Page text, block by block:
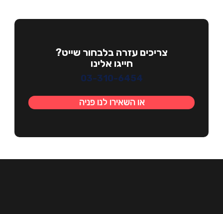
צריכים עזרה בלבחור שייט?
חייגו אלינו
03-310-6454
או השאירו לנו פניה